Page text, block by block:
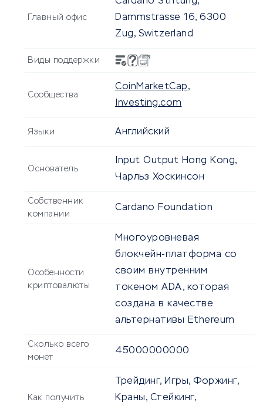
Главный офис
Dammstrasse 16, 6300
Zug, Switzerland
Виды поддержки
Сообщества
CoinMarketCap,
Investing.com
Языки Английский
Основатель
Input Output Hong Kong,
Чарльз Хоскинсон
Собственник
компании
Cardano Foundation
Особенности
криптовалюты
Многоуровневая
блокчейн-платформа со
своим внутренним
токеном ADA, которая
создана в качестве
альтернативы Ethereum
Сколько всего
монет
45000000000
Как получить
Трейдинг, Игры, Форжинг,
Краны, Стейкинг,